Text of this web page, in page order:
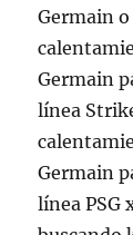
Germain
Germain
línea
Germain
línea PSG